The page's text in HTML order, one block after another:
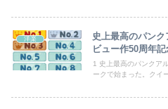
洋楽
史上最高のパン
ビュー作50周年記
1 史上最高のパンクア
ークで始まった。クイ